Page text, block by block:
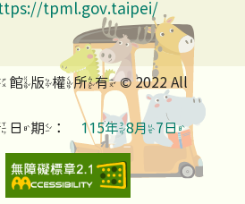
tpml.gov.taipei/
版權所有 © 2022 All
日期：
115年8月7日